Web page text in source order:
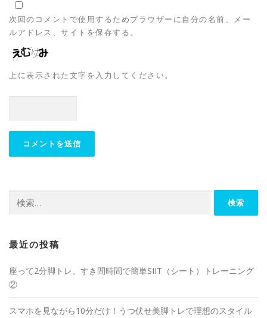
次回のコメントで使用するためブラウザーに自分の名前、メー
ルアドレス、サイトを保存する。
上に表示された文字を入力してください。
最近の投稿
座って2分脚トレ。すき間時間で簡単SIIT（シート）トレーニング
②
スマホを見ながら10分だけ！うつ伏せ美脚トレで理想のスタイル